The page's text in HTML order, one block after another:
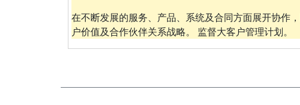
在不断发展的服务、产品、系统及合同方面展开协作
户价值及合作伙伴关系战略。 监督大客户管理计划。